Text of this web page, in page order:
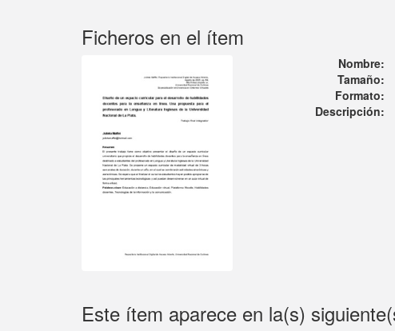
Ficheros en el ítem
Nombre:
Tamaño:
Formato:
Descripción:
Este ítem aparece en la(s)